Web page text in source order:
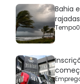
Bahia
Tempo